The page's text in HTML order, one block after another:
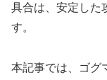
具合は、安定した
す。
本記事では、ゴグ